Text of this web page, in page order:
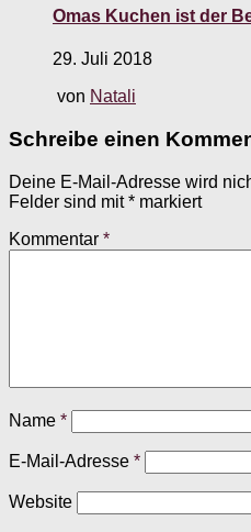
Omas Kuchen ist der
29. Juli 2018
von Natali
Schreibe einen
Deine E-Mail-Adresse wird
Felder sind mit* markiert
Kommentar *
Name *
E-Mail-Adresse *
Website